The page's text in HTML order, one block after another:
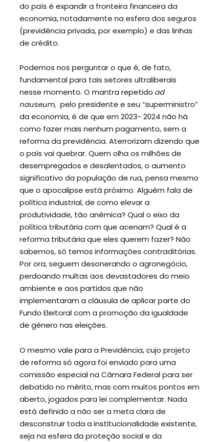
do país é expandir a fronteira financeira da
economia, notadamente na esfera dos seguros
(previdência privada, por exemplo) e das linhas
de crédito.
Podemos nos perguntar o que é, de fato,
fundamental para tais setores ultraliberais
nesse momento. O mantra repetido ad
nauseum, pelo presidente e seu “superministro”
da economia, é de que em 2023- 2024 não há
como fazer mais nenhum pagamento, sem a
reforma da previdência. Aterrorizam dizendo que
o país vai quebrar. Quem olha os milhões de
desempregados e desalentados, o aumento
significativo da população de rua, pensa mesmo
que o apocalipse está próximo. Alguém fala de
política industrial, de como elevar a
produtividade, tão anêmica? Qual o eixo da
política tributária com que acenam? Qual é a
reforma tributária que eles querem fazer? Não
sabemos, só temos informações contraditórias.
Por ora, seguem desonerando o agronegócio,
perdoando multas aos devastadores do meio
ambiente e aos partidos que não
implementaram a cláusula de aplicar parte do
Fundo Eleitoral com a promoção da igualdade
de gênero nas eleições.
O mesmo vale para a Previdência, cujo projeto
de reforma só agora foi enviado para uma
comissão especial na Câmara Federal para ser
debatido no mérito, mas com muitos pontos em
aberto, jogados para lei complementar. Nada
está definido a não ser a meta clara de
desconstruir toda a institucionalidade existente,
seja na esfera da proteção social e da